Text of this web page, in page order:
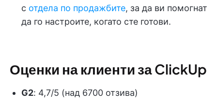
с отдела по продажбите, за да ви помогнат
да го настроите, когато сте готови.
Оценки на клиенти за ClickUp
G2: 4,7/5 (над 6700 отзива)